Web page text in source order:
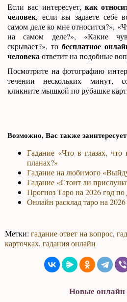
Если вас интересует, как
человек, если вы задаете себе
самом деле ко мне относится?»,
на самом деле?», «Какие
скрывает?», тобесплатное
человека ответит на подобные
Посмотрите на фотографию
течении нескольких минут,
кликните мышкой по рубашке
Возможно, Вас также
Гадание «Что в глазах,
планах?»
Гадание на любимого
Гадание «Стоит ли
Прогноз Таро на 2026 год по
Онлайн расклад таро на 2026
Метки:гадание ответ на вопрос,
карточках,гадания онлайн
Новые онлайн